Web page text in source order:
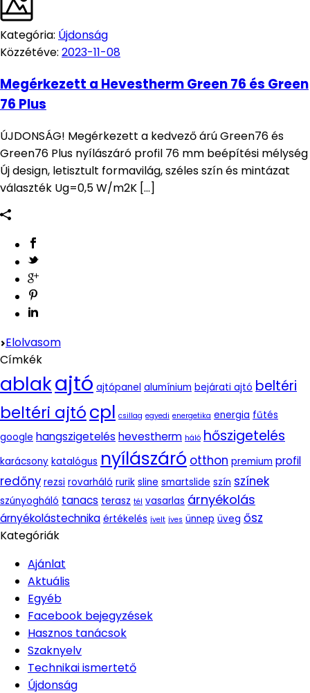
Kategória: Újdonság
Közzétéve: 2023-11-08
Megérkezett a Hevestherm Green 76 és Green
76 Plus
ÚJDONSÁG! Megérkezett a kedvező árú Green76 és
Green76 Plus nyílászáró profil 76 mm beépítési mélység
Új design, letisztult formavilág, széles szín és mintázat
választék Ug=0,5 W/m2K [...]
Elolvasom
Címkék
ablakajtó ajtópanel alumínium bejárati ajtó beltéri
beltéri ajtócpl csillag egyedi energetika energia fűtés
google hangszigetelés hevestherm háló hőszigetelés
karácsony katalógus nyílászáró otthon premium profil
redőny rezsi rovarháló rurik sline smartslide szín színek
szúnyogháló tanacs terasz tél vasarlas árnyékolás
árnyékolástechnika értékelés ívelt íves ünnep üveg ősz
Kategóriák
Ajánlat
Aktuális
Egyéb
Facebook bejegyzések
Hasznos tanácsok
Szaknyelv
Technikai ismertető
Újdonság